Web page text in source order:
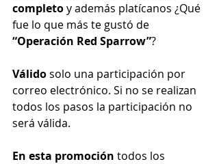
completo y además platícanos ¿Qué
fue lo que más te gustó de
“Operación Red Sparrow”?
Válido solo una participación por
correo electrónico. Si no se realizan
todos los pasos la participación no
será válida.
En esta promoción todos los